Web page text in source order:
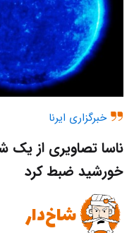
خبرگزاری ایرنا
ناسا تصاویری از
خورشید ضبط کرد
شاخ‌دار